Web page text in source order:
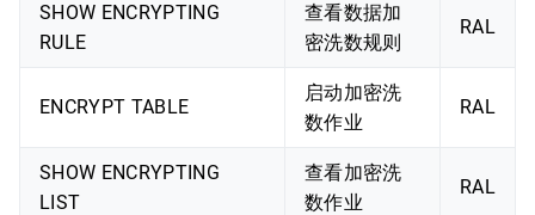
SHOW ENCRYPTING
RULE
查看数据加
密洗数规则
RAL
ENCRYPT TABLE
启动加密洗
数作业
RAL
SHOW ENCRYPTING
LIST
查看加密洗
数作业
RAL